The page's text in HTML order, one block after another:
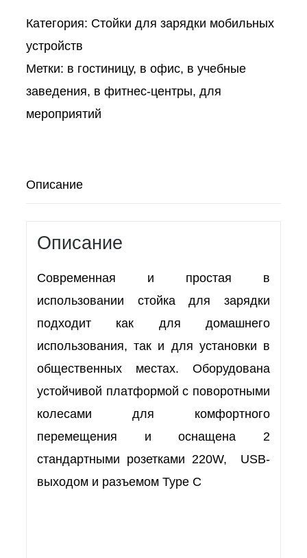
Категория: Стойки для зарядки мобильных
устройств
Метки: в гостиницу, в офис, в учебные
заведения, в фитнес-центры, для
мероприятий
Описание
Описание
Современная и простая в
использовании стойка для зарядки
подходит как для домашнего
использования, так и для установки в
общественных местах. Оборудована
устойчивой платформой с поворотными
колесами для комфортного
перемещения и оснащена 2
стандартными розетками 220W, USB-
выходом и разъемом Type C